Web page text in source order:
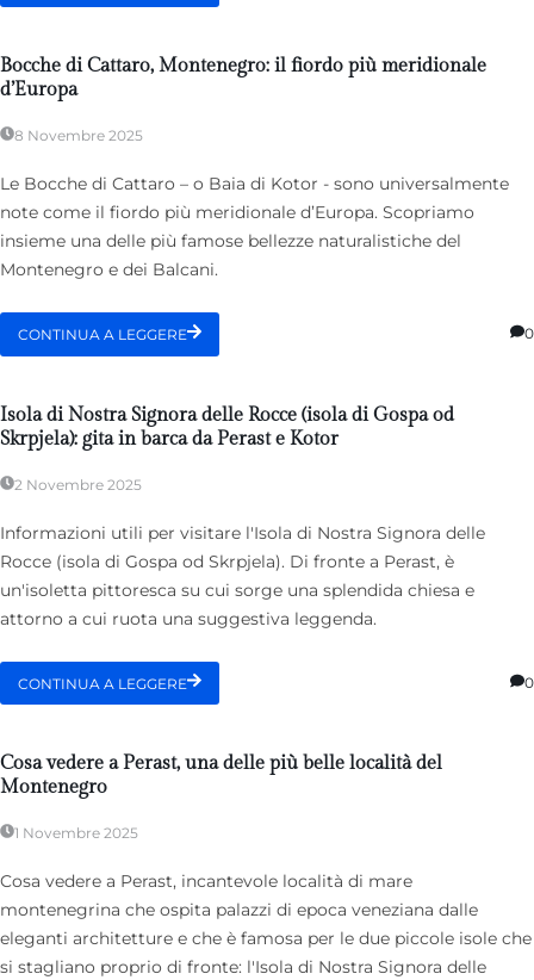
Bocche di Cattaro, Montenegro: il fiordo più meridionale
d’Europa
8 Novembre 2025
Le Bocche di Cattaro – o Baia di Kotor - sono universalmente
note come il fiordo più meridionale d’Europa. Scopriamo
insieme una delle più famose bellezze naturalistiche del
Montenegro e dei Balcani.
CONTINUA A LEGGERE 0
Isola di Nostra Signora delle Rocce (isola di Gospa od
Skrpjela): gita in barca da Perast e Kotor
2 Novembre 2025
Informazioni utili per visitare l'Isola di Nostra Signora delle
Rocce (isola di Gospa od Skrpjela). Di fronte a Perast, è
un'isoletta pittoresca su cui sorge una splendida chiesa e
attorno a cui ruota una suggestiva leggenda.
CONTINUA A LEGGERE 0
Cosa vedere a Perast, una delle più belle località del
Montenegro
1 Novembre 2025
Cosa vedere a Perast, incantevole località di mare
montenegrina che ospita palazzi di epoca veneziana dalle
eleganti architetture e che è famosa per le due piccole isole che
si stagliano proprio di fronte: l'Isola di Nostra Signora delle